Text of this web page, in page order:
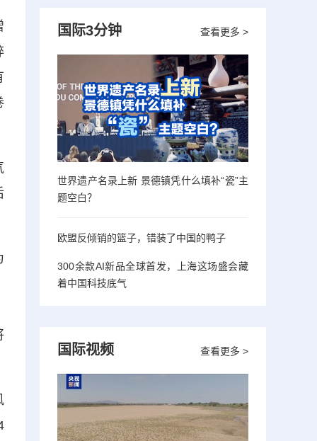
查看更多 >
国际3分钟
世界遗产名录上新 景德镇凭什么填补“瓷”主
题空白？
欧盟反倾销的篮子，错装了中国的鸭子
300余款AI新品全球首发，上海这场盛会藏
着中国科技底气
查看更多 >
国际视频